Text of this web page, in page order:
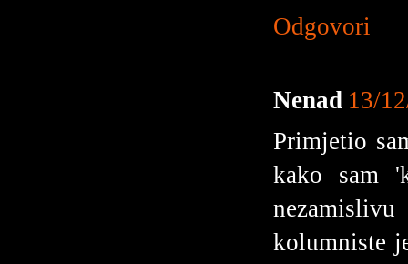
Odgovori
Nenad 13/
Primjetio
kako sam
kolumniste